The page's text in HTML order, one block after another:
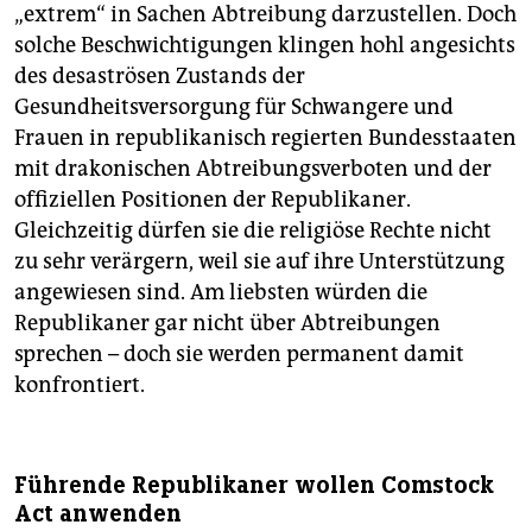
„extrem“ in Sachen Abtreibung darzustellen. Doch
solche Beschwichtigungen klingen hohl angesichts
des desaströsen Zustands der
Gesundheitsversorgung für Schwangere und
Frauen in republikanisch regierten Bundesstaaten
mit ­dra­konischen Abtreibungsverboten und der
offiziellen ­Positionen der Republikaner.
Gleichzeitig dürfen sie die religiöse Rechte nicht
zu sehr verärgern, weil sie auf ihre Unterstützung
angewiesen sind. Am liebsten würden die
Republikaner gar nicht über Abtreibungen
sprechen – doch sie werden ­permanent damit
konfrontiert.
Führende Republikaner wollen Comstock
Act anwenden